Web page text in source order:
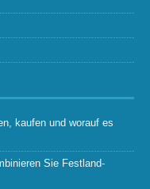
kaufen und worauf es
Sie Festland-